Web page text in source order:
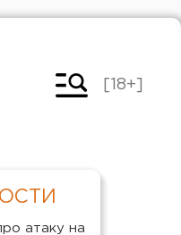
[18+]
атаку на